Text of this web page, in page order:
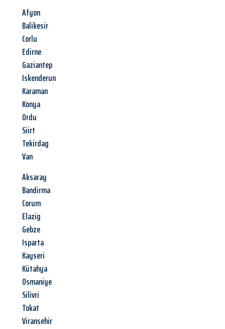
Afyon
Balikesir
Corlu
Edirne
Gaziantep
Iskenderun
Karaman
Konya
Ordu
Siirt
Tekirdag
Van
Aksaray
Bandirma
Corum
Elazig
Gebze
Isparta
Kayseri
Kütahya
Osmaniye
Silivri
Tokat
Viransehir